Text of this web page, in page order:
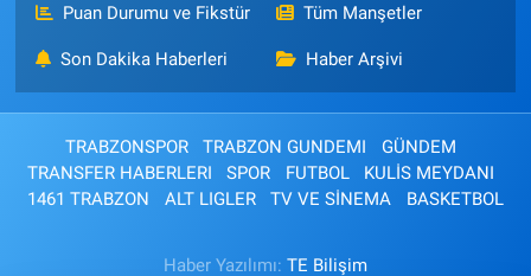
Puan Durumu ve Fikstür Tüm Manşetler
Son Dakika Haberleri Haber Arşivi
TRABZONSPOR TRABZON GUNDEMI
GÜNDEM
TRANSFER HABERLERI
SPOR FUTBOL
KULİS MEYDANI
1461 TRABZON
ALT LIGLER TV VE SİNEMA BASKETBOL
Haber Yazılımı: TE Bilişim